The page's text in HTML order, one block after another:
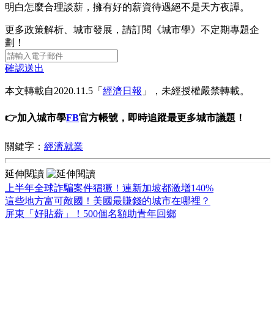
明白怎麼合理談薪，擁有好的薪資待遇絕不是天方夜譚。
更多政策解析、城市發展，請訂閱《城市學》不定期專題企
劃！
確認送出
本文轉載自2020.11.5「 經濟日報 」，未經授權嚴禁轉載。
👉加入城市學FB官方帳號，即時追蹤最更多城市議題！
關鍵字： 經濟就業
延伸閱讀
上半年全球詐騙案件猖獗！連新加坡都激增140%
這些地方富可敵國！美國最賺錢的城市在哪裡？
屏東「好貼薪」！500個名額助青年回鄉